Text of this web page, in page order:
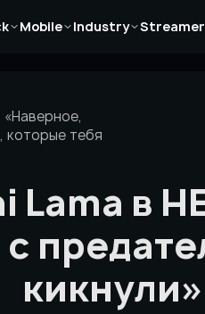
Mobile
Статьи Industry
Статьи
Статьи
«Наверное,
которые тебя
Lama в
кикнули»